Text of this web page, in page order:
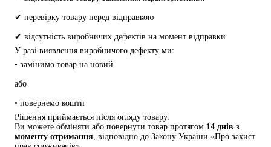
✔ перевірку товару перед відправкою
✔ відсутність виробничих дефектів на момент відправки
У разі виявлення виробничого дефекту ми:
• замінимо товар на новий
або
• повернемо кошти
Рішення приймається після огляду товару.
Ви можете обміняти або повернути товар протягом 14 днів з
моменту отримання , відповідно до Закону України «Про захист